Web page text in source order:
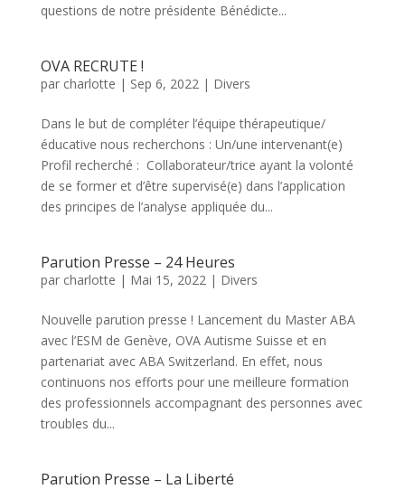
questions de notre présidente Bénédicte...
OVA RECRUTE !
par charlotte | Sep 6, 2022 | Divers
Dans le but de compléter l’équipe thérapeutique/
éducative nous recherchons : Un/une intervenant(e)
Profil recherché : Collaborateur/trice ayant la volonté
de se former et d’être supervisé(e) dans l’application
des principes de l’analyse appliquée du...
Parution Presse – 24 Heures
par charlotte | Mai 15, 2022 | Divers
Nouvelle parution presse ! Lancement du Master ABA
avec l’ESM de Genève, OVA Autisme Suisse et en
partenariat avec ABA Switzerland. En effet, nous
continuons nos efforts pour une meilleure formation
des professionnels accompagnant des personnes avec
troubles du...
Parution Presse – La Liberté